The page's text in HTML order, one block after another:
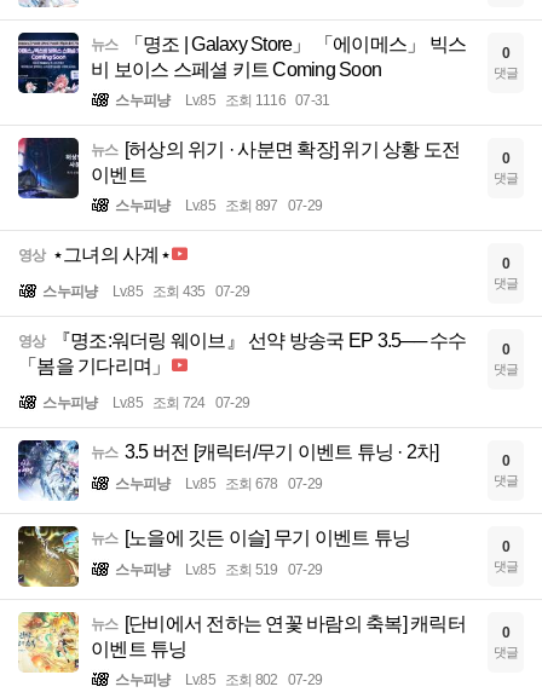
뉴스
「명조 | Galaxy Store」 「에이메스」 빅스
비 보이스 스페셜 키트 Coming Soon
스누피냥 Lv.85 조회 1116 07-31
0
댓글
뉴스 [허상의 위기 · 사분면 확장] 위기 상황 도전
이벤트
스누피냥 Lv.85 조회 897 07-29
0
댓글
영상 ⋆그녀의 사계⋆
스누피냥 Lv.85 조회 435 07-29
0
댓글
영상
『명조:워더링 웨이브』 선약 방송국 EP 3.5── 수수
「봄을 기다리며」
스누피냥 Lv.85 조회 724 07-29
0
댓글
뉴스 3.5 버전 [캐릭터/무기 이벤트 튜닝 · 2차]
스누피냥 Lv.85 조회 678 07-29
0
댓글
뉴스 [노을에 깃든 이슬] 무기 이벤트 튜닝
스누피냥 Lv.85 조회 519 07-29
0
댓글
뉴스 [단비에서 전하는 연꽃 바람의 축복] 캐릭터
이벤트 튜닝
스누피냥 Lv.85 조회 802 07-29
0
댓글